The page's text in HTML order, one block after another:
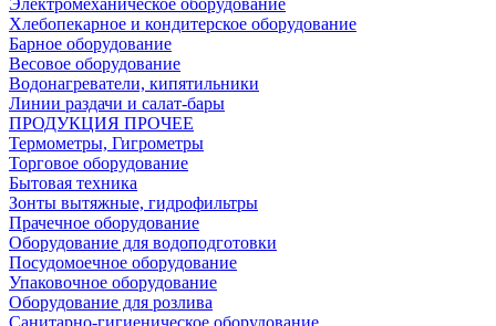
Электромеханическое оборудование
Хлебопекарное и кондитерское оборудование
Барное оборудование
Весовое оборудование
Водонагреватели, кипятильники
Линии раздачи и салат-бары
ПРОДУКЦИЯ ПРОЧЕЕ
Термометры, Гигрометры
Торговое оборудование
Бытовая техника
Зонты вытяжные, гидрофильтры
Прачечное оборудование
Оборудование для водоподготовки
Посудомоечное оборудование
Упаковочное оборудование
Оборудование для розлива
Санитарно-гигиеническое оборудование